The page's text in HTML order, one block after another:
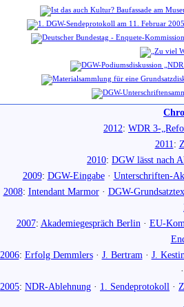
2012: WDR 3-
2011:
2010: DGW lässt nach
2009: DGW-Eingabe· Unterschriften-
2008: Intendant Marmor· DGW-
2007: Akademiegespräch Berlin · EU-
2006: Erfolg Demmlers· J. Bertram · J.
2005: NDR-Ablehnung · 1. Sendeprotokoll ·